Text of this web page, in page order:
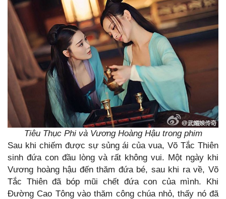
Tiêu Thục Phi và Vương Hoàng Hậu trong phim
Sau khi chiếm được sự sủng ái của vua, Võ Tắc Thiên
sinh đứa con đầu lòng và rất không vui. Một ngày khi
Vương hoàng hậu đến thăm đứa bé, sau khi ra về, Võ
Tắc Thiên đã bóp mũi chết đứa con của mình. Khi
Đường Cao Tông vào thăm công chúa nhỏ, thấy nó đã